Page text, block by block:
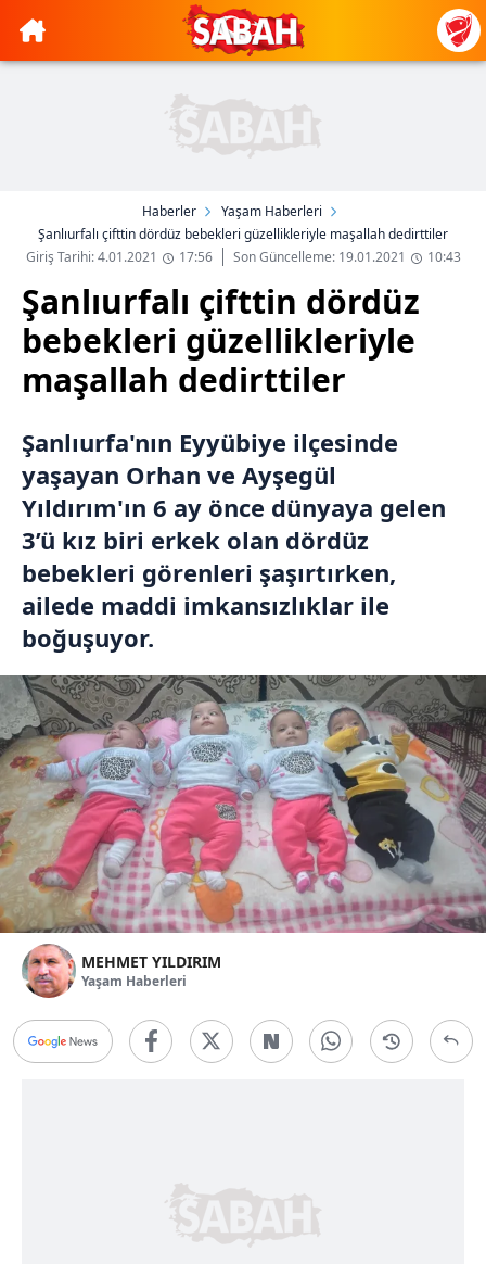
Haberler
Yaşam Haberleri
Şanlıurfalı çifttin dördüz bebekleri güzellikleriyle maşallah dedirttiler
Giriş Tarihi: 4.01.2021
17:56 Son Güncelleme: 19.01.2021 10:43
Şanlıurfalı çifttin dördüz
bebekleri güzellikleriyle
maşallah dedirttiler
Şanlıurfa'nın Eyyübiye ilçesinde
yaşayan Orhan ve Ayşegül
Yıldırım'ın 6 ay önce dünyaya gelen
3’ü kız biri erkek olan dördüz
bebekleri görenleri şaşırtırken,
ailede maddi imkansızlıklar ile
boğuşuyor.
MEHMET YILDIRIM
Yaşam Haberleri